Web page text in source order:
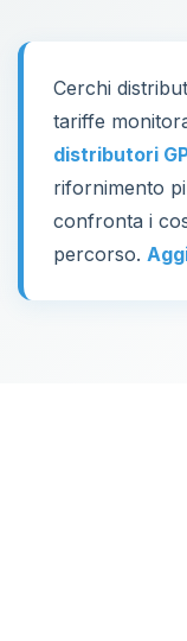
Cerchi
tariffe
distributori
rifornimento
confronta i
percorso.